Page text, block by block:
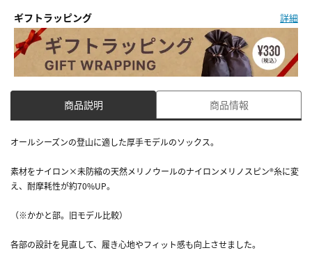
ギフトラッピング 詳細
商品説明 商品情報
オールシーズンの登山に適した厚手モデルのソックス。
素材をナイロン×未防縮の天然メリノウールのナイロンメリノスピン®糸に変
え、耐摩耗性が約70%UP。
（※かかと部。旧モデル比較）
各部の設計を見直して、履き心地やフィット感も向上させました。